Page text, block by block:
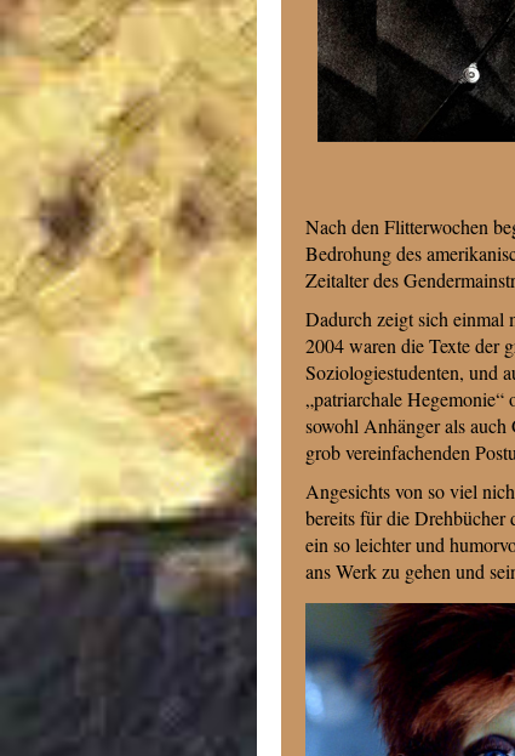
Nach den Flitterwochen
Bedrohung des
Zeitalter des
Dadurch zeigt sich einmal
2004 waren die Texte der
Soziologiestudenten, und
„patriarchale
sowohl Anhänger als auch
grob vereinfachenden
Angesichts von so viel
bereits für die Drehbücher
ein so leichter und
ans Werk zu gehen und